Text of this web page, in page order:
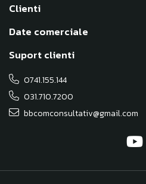
Clienti
Date comerciale
Suport clienti
0741.155.144
031.710.7200
bbcomconsultativ@gmail.com